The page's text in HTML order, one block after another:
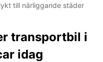
till närliggande städer
transportbil i
idag